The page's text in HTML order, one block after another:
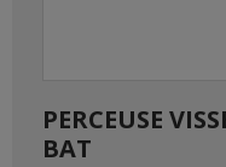
PERCEUSE
BAT